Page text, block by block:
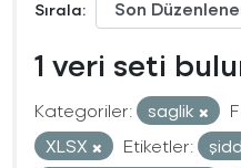
Sırala
1 veri seti
Kategoriler: saglik
XLSX
Etiketler: